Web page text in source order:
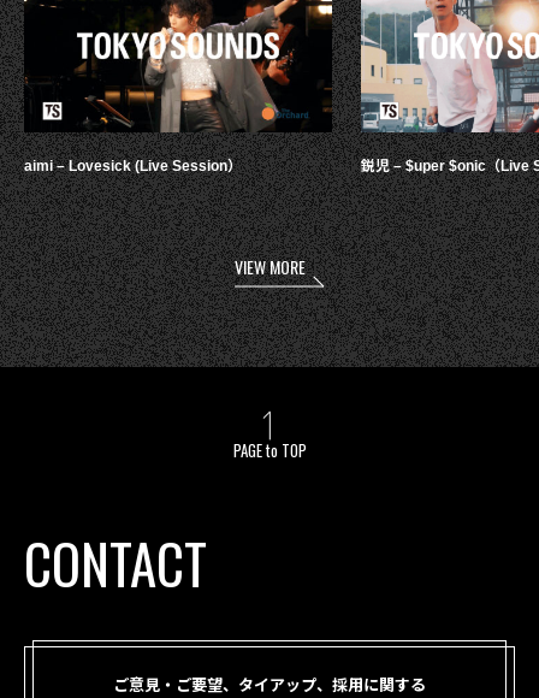
aimi – Lovesick (Live Session） 鋭児 – $uper $onic（Live
VIEW MORE
PAGE to TOP
CONTACT
ご意見・ご要望、タイアップ、採用に関する